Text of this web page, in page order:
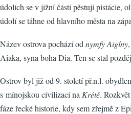
údolích se v jižní části pěstují pistácie,
údolí se táhne od hlavního města na
Název ostrova pochází od nymfy Aigíny
Aiaka, syna boha Dia. Ten se stal
Ostrov byl již od 9. století př.n.l.
s mínojskou civilizací na Krétě.
fáze řecké historie, kdy sem zřejmě z